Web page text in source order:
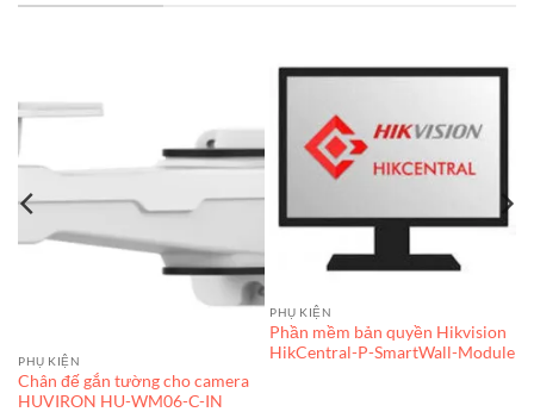
PHỤ KIỆN
Chân đế gắn tường cho camera
HUVIRON HU-WM06-C-IN
PHỤ KIỆN
Phần mềm bản quyền Hikvision
HikCentral-P-SmartWall-Module